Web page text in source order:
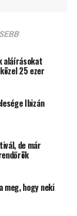
aláírásokat
25 ezer
Ibizán
de már
meg, hogy neki